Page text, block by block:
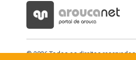
© 2026 Todos os direitos reservados